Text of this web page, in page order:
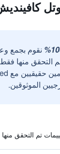
نقوم بجمع
التحقق منها
الموثوقين.